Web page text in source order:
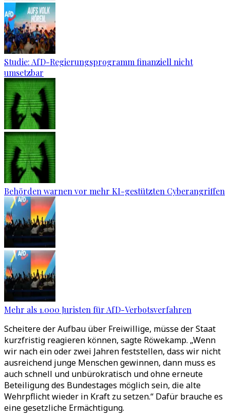
Studie: AfD-Regierungsprogramm finanziell nicht
umsetzbar
Behörden warnen vor mehr KI-gestützten Cyberangriffen
Mehr als 1.000 Juristen für AfD-Verbotsverfahren
Scheitere der Aufbau über Freiwillige, müsse der Staat
kurzfristig reagieren können, sagte Röwekamp. „Wenn
wir nach ein oder zwei Jahren feststellen, dass wir nicht
ausreichend junge Menschen gewinnen, dann muss es
auch schnell und unbürokratisch und ohne erneute
Beteiligung des Bundestages möglich sein, die alte
Wehrpflicht wieder in Kraft zu setzen.“ Dafür brauche es
eine gesetzliche Ermächtigung.